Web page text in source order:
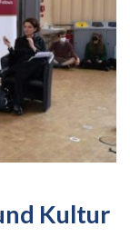
Kultur